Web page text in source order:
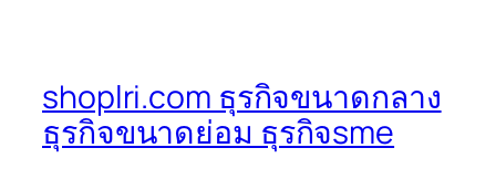
shoplri.com ธุรกิจขนาดกลาง
ธุรกิจขนาดย่อม ธุรกิจsme